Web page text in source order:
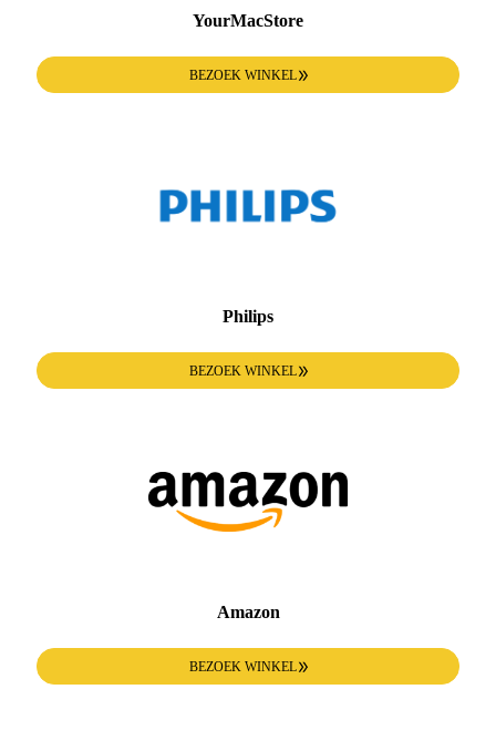
YourMacStore
BEZOEK WINKEL
Philips
BEZOEK WINKEL
Amazon
BEZOEK WINKEL